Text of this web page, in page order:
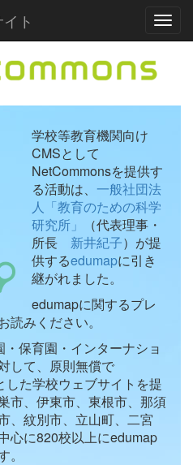
ト
学校等教育機関向け
CMSとして
NetCommonsを提供す
る活動は、 一般社団法
人「教育のための科学
研究所」
（代表理事・
所長 新井紀子）が提
供するedumapに引き
継がれました。
edumapに関するプレ
読みください。
保育園・インターナショ
して、原則無償で
た学校ウェブサイトを提
市、伊東市、東根市、那須
、紋別市、立山町、二宮
心に820校以上にedumap